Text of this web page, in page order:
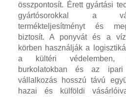
összpontosít. Érett gyártási
gyártósorokkal a
termékteljesítményt és
biztosít. A ponyvát és a
körben használják a
a kültéri védelemben,
burkolatokban és az ipari
vállalkozás hosszú távú
hazai és külföldi